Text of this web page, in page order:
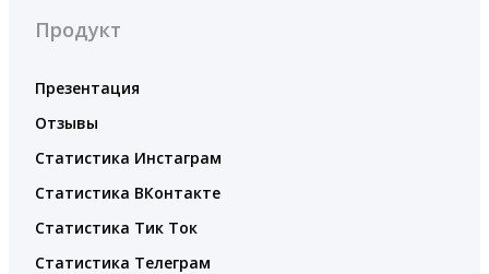
Продукт
Презентация
Отзывы
Статистика Инстаграм
Статистика ВКонтакте
Статистика Тик Ток
Статистика Телеграм